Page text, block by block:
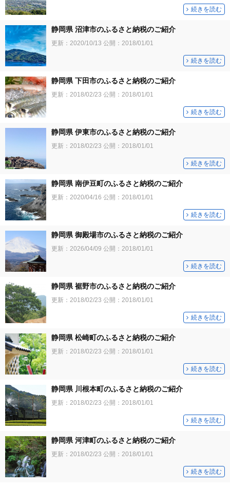
続きを読む
静岡県 沼津市のふるさと納税のご紹介
更新： 2020/10/13 公開： 2018/01/01
続きを読む
静岡県 下田市のふるさと納税のご紹介
更新： 2018/02/23 公開： 2018/01/01
続きを読む
静岡県 伊東市のふるさと納税のご紹介
更新： 2018/02/23 公開： 2018/01/01
続きを読む
静岡県 南伊豆町のふるさと納税のご紹介
更新： 2020/04/16 公開： 2018/01/01
続きを読む
静岡県 御殿場市のふるさと納税のご紹介
更新： 2026/04/09 公開： 2018/01/01
続きを読む
静岡県 裾野市のふるさと納税のご紹介
更新： 2018/02/23 公開： 2018/01/01
続きを読む
静岡県 松崎町のふるさと納税のご紹介
更新： 2018/02/23 公開： 2018/01/01
続きを読む
静岡県 川根本町のふるさと納税のご紹介
更新： 2018/02/23 公開： 2018/01/01
続きを読む
静岡県 河津町のふるさと納税のご紹介
更新： 2018/02/23 公開： 2018/01/01
続きを読む